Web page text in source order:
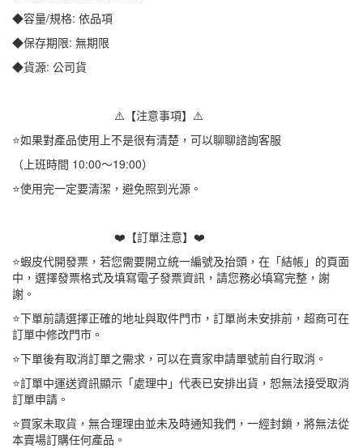
◆容量/規格: 依品項
◆保存期限: 無期限
◆貨源: 公司貨
⚠️【注意事項】⚠️
⭐如果對產品使用上不是很有清楚，可以聊聊諮詢客服
（上班時間 10:00～19:00）
⭐使用完一定要清潔，避免照到光源。
❤️【訂單注意】❤️
⭐蝦皮代開發票，若您需要開立統一編號及抬頭，在「結帳」的頁面
中，選擇發票格式及填寫電子發票資訊，請您務必填寫完整，謝
謝。
⭐下單前請選擇正確的地址與取件門市，訂單尚未安排前，超商可在
訂單中修改門市。
⭐下單後有取消訂單之需求，可以在賣家申請單號前自行取消。
⭐訂單中運送資訊顯示「處理中」代表已安排出貨，恕無法接受取消
訂單申請。
⭐買家未取貨，無合理理由並未及時通知我們，一經封鎖，將無法從
本賣場訂購任何產品。